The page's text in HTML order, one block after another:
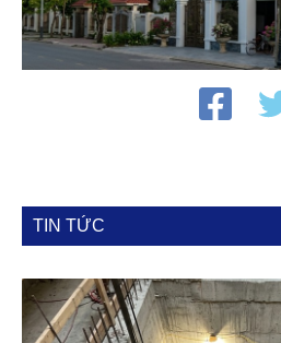
TIN TỨC